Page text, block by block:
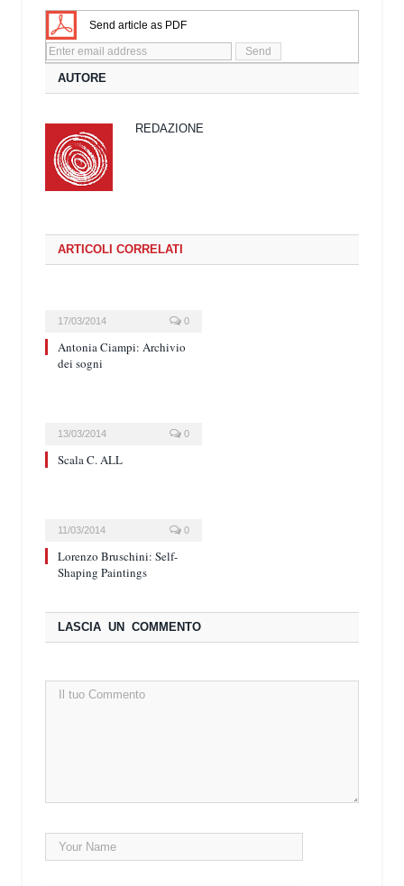
Send article as PDF
AUTORE
REDAZIONE
ARTICOLI CORRELATI
17/03/2014 0
Antonia Ciampi: Archivio
dei sogni
13/03/2014 0
Scala C. ALL
11/03/2014 0
Lorenzo Bruschini: Self-
Shaping Paintings
LASCIA UN COMMENTO